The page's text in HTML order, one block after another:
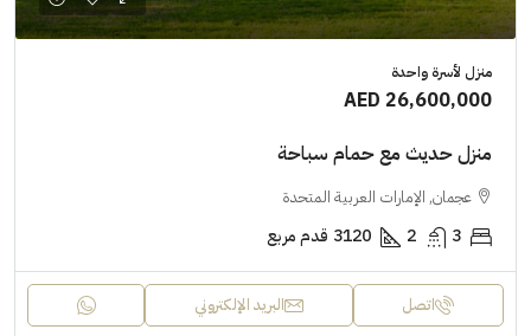
منزل لأسرة واحدة
AED 26,600,000
منزل حديث مع حمام سباحة
عجمان, الإمارات العربية المتحدة
3
2
3120 قدم مربع
اتصل البريد الإلكتروني